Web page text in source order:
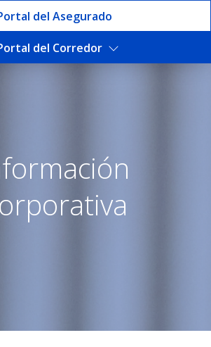
del Asegurado
del Corredor